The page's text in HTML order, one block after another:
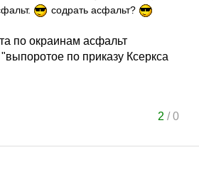
содрать асфальт?
по окраинам асфальт
по приказу Ксеркса
2 /0